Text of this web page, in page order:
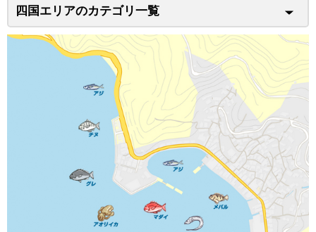
四国エリアのカテゴリ一覧